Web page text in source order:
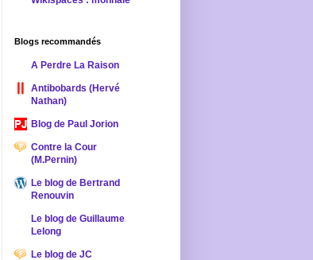
Blogs recommandés
A Perdre La Raison
Antibobards (Hervé
Nathan)
Blog de Paul Jorion
Contre la Cour
(M.Pernin)
Le blog de Bertrand
Renouvin
Le blog de Guillaume
Lelong
Le blog de JC